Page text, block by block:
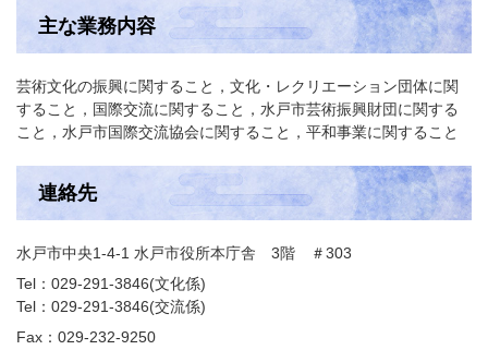
主な業務内容
芸術文化の振興に関すること，文化・レクリエーション団体に関
すること，国際交流に関すること，水戸市芸術振興財団に関する
こと，水戸市国際交流協会に関すること，平和事業に関すること
連絡先
水戸市中央1-4-1 水戸市役所本庁舎 3階 ＃303
Tel：029-291-3846 文化係
Tel：029-291-3846 交流係
Fax：029-232-9250